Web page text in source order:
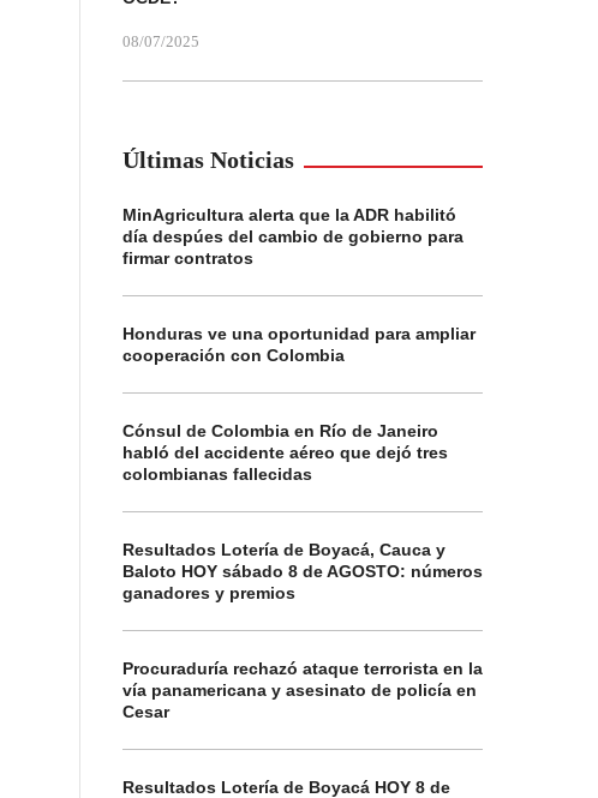
08/07/2025
Últimas Noticias
MinAgricultura alerta que la ADR habilitó
día despúes del cambio de gobierno para
firmar contratos
Honduras ve una oportunidad para ampliar
cooperación con Colombia
Cónsul de Colombia en Río de Janeiro
habló del accidente aéreo que dejó tres
colombianas fallecidas
Resultados Lotería de Boyacá, Cauca y
Baloto HOY sábado 8 de AGOSTO: números
ganadores y premios
Procuraduría rechazó ataque terrorista en la
vía panamericana y asesinato de policía en
Cesar
Resultados Lotería de Boyacá HOY 8 de